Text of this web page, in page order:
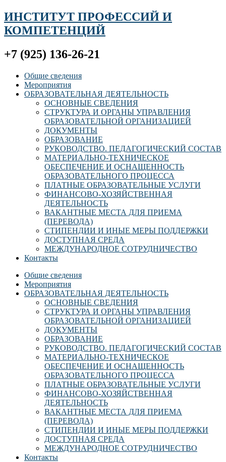
ИНСТИТУТ ПРОФЕССИЙ И
КОМПЕТЕНЦИЙ
+7 (925) 136-26-21
Общие сведения
Мероприятия
ОБРАЗОВАТЕЛЬНАЯ ДЕЯТЕЛЬНОСТЬ
ОСНОВНЫЕ СВЕДЕНИЯ
СТРУКТУРА И ОРГАНЫ УПРАВЛЕНИЯ
ОБРАЗОВАТЕЛЬНОЙ ОРГАНИЗАЦИЕЙ
ДОКУМЕНТЫ
ОБРАЗОВАНИЕ
РУКОВОДСТВО. ПЕДАГОГИЧЕСКИЙ СОСТАВ
МАТЕРИАЛЬНО-ТЕХНИЧЕСКОЕ
ОБЕСПЕЧЕНИЕ И ОСНАЩЕННОСТЬ
ОБРАЗОВАТЕЛЬНОГО ПРОЦЕССА
ПЛАТНЫЕ ОБРАЗОВАТЕЛЬНЫЕ УСЛУГИ
ФИНАНСОВО-ХОЗЯЙСТВЕННАЯ
ДЕЯТЕЛЬНОСТЬ
ВАКАНТНЫЕ МЕСТА ДЛЯ ПРИЕМА
(ПЕРЕВОДА)
СТИПЕНДИИ И ИНЫЕ МЕРЫ ПОДДЕРЖКИ
ДОСТУПНАЯ СРЕДА
МЕЖДУНАРОДНОЕ СОТРУДНИЧЕСТВО
Контакты
Общие сведения
Мероприятия
ОБРАЗОВАТЕЛЬНАЯ ДЕЯТЕЛЬНОСТЬ
ОСНОВНЫЕ СВЕДЕНИЯ
СТРУКТУРА И ОРГАНЫ УПРАВЛЕНИЯ
ОБРАЗОВАТЕЛЬНОЙ ОРГАНИЗАЦИЕЙ
ДОКУМЕНТЫ
ОБРАЗОВАНИЕ
РУКОВОДСТВО. ПЕДАГОГИЧЕСКИЙ СОСТАВ
МАТЕРИАЛЬНО-ТЕХНИЧЕСКОЕ
ОБЕСПЕЧЕНИЕ И ОСНАЩЕННОСТЬ
ОБРАЗОВАТЕЛЬНОГО ПРОЦЕССА
ПЛАТНЫЕ ОБРАЗОВАТЕЛЬНЫЕ УСЛУГИ
ФИНАНСОВО-ХОЗЯЙСТВЕННАЯ
ДЕЯТЕЛЬНОСТЬ
ВАКАНТНЫЕ МЕСТА ДЛЯ ПРИЕМА
(ПЕРЕВОДА)
СТИПЕНДИИ И ИНЫЕ МЕРЫ ПОДДЕРЖКИ
ДОСТУПНАЯ СРЕДА
МЕЖДУНАРОДНОЕ СОТРУДНИЧЕСТВО
Контакты